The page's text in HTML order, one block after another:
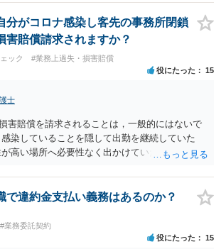
認められるにしても金額としては微々たるもの
する弁護士に詳細を説明したうえで指示を仰い
す。
分がコロナ感染し客先の事務所閉鎖
害賠償請求されますか？
ック #業務上過失・損害賠償
役にたった 15
士
害賠償を請求されることは，一般的にはないで
染していることを隠して出勤を継続していた
高い場所へ必要性なく出かけていたりした場合
思います。 もし事業所閉鎖になった場合には損
で，注意が必要ですね。
で違約金支払い義務はあるのか？
#業務委託契約
役にたった 15